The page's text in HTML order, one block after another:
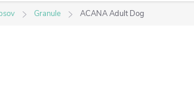
Granule ACANA Adult Dog